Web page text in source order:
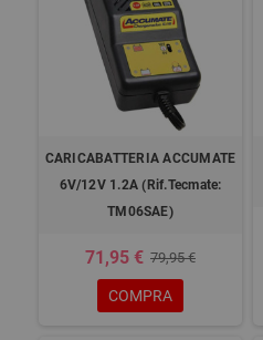
CARICABATTERIA ACCUMATE
6V/12V 1.2A (Rif.Tecmate:
TM06SAE)
71,95 € 79,95 €
COMPRA